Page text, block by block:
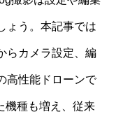
ょう。本記事では
らカメラ設定、編
高性能ドローンで
機種も増え、従来